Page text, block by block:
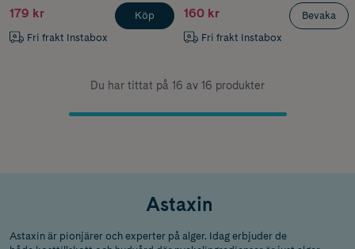
179 kr
Fri frakt Instabox
Köp 160 kr
Fri frakt Instabox
Bevaka
Du har tittat på 16 av 16 produkter
Astaxin
Astaxin är pionjärer och experter på alger. Idag erbjuder de